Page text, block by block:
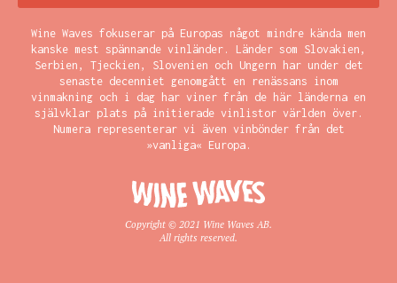
Wine Waves fokuserar på Europas något mindre kända men
kanske mest spännande vinländer. Länder som Slovakien,
Serbien, Tjeckien, Slovenien och Ungern har under det
senaste decenniet genomgått en renässans inom
vinmakning och i dag har viner från de här länderna en
självklar plats på initierade vinlistor världen över.
Numera representerar vi även vinbönder från det
»vanliga« Europa.
Copyright © 2021 Wine Waves AB.
All rights reserved.